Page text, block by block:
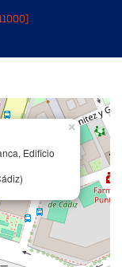
Edificio
×